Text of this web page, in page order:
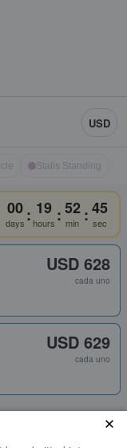
USD
Stalls Standing
00
days : 19
hours :52
min :45
sec
USD 628
cada uno
USD 629
cada uno